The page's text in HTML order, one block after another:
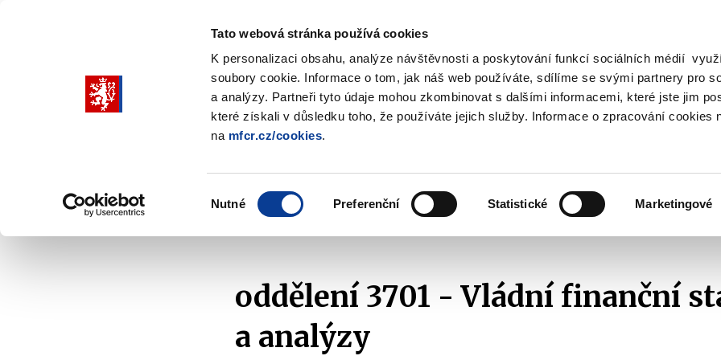
Tato webová stránka používá cookies
K personalizaci obsahu, analýze návštěvnosti a poskytování funkcí sociálních médií
soubory cookie. Informace o tom, jak náš web používáte, sdílíme se svými partnery pro
a analýzy. Partneři tyto údaje mohou zkombinovat s dalšími informacemi, které jste jim
které získali v důsledku toho, že používáte jejich služby. Informace o zpracování cookies
na mfcr.cz/cookies.
Nutné Preferenční Statistické Marketingové
Vyhledat
submenu
submenu
politika
submenu
submenu
účetnictví
Základní informace Organizační struktura odbor 37 - Hospodářská politika
oddělení 3701 - Vládní finanční
a analýzy